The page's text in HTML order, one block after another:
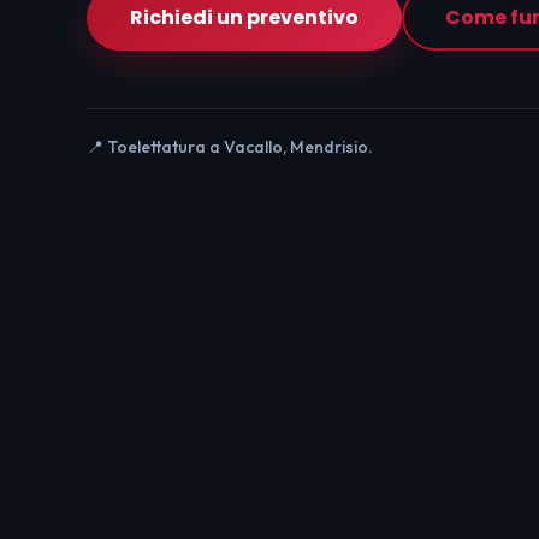
Richiedi un preventivo Come
📍 Toelettatura a Vacallo, Mendrisio.